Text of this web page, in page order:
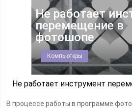
Не работает
перемещение в
фотошопе
Компьютеры
Не работает инструмент
В процессе работы в программе